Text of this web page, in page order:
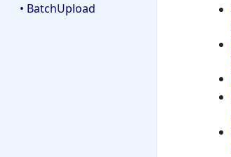
• BatchUpload